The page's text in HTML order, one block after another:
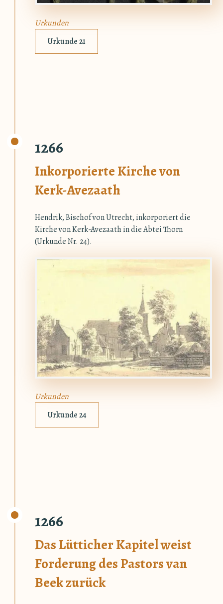
Urkunden
Urkunde 21
1266
Inkorporierte Kirche von
Kerk-Avezaath
Hendrik, Bischof von Utrecht, inkorporiert die
Kirche von Kerk-Avezaath in die Abtei Thorn
(Urkunde Nr. 24).
Urkunden
Urkunde 24
1266
Das Lütticher Kapitel weist
Forderung des Pastors van
Beek zurück